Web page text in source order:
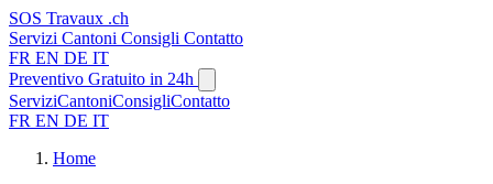
SOS Travaux .ch
Servizi Cantoni Consigli Contatto
FR EN DE IT
Preventivo Gratuito in 24h
ServiziCantoniConsigliContatto
FR EN DE IT
Home